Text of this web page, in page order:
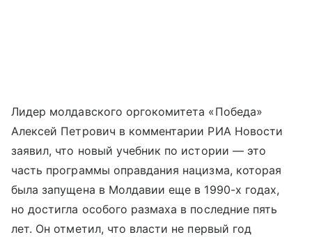
Лидер молдавского оргокомитета «Победа»
Алексей Петрович в комментарии РИА Новости
заявил, что новый учебник по истории — это
часть программы оправдания нацизма, которая
была запущена в Молдавии еще в 1990-х годах,
но достигла особого размаха в последние пять
лет. Он отметил, что власти не первый год